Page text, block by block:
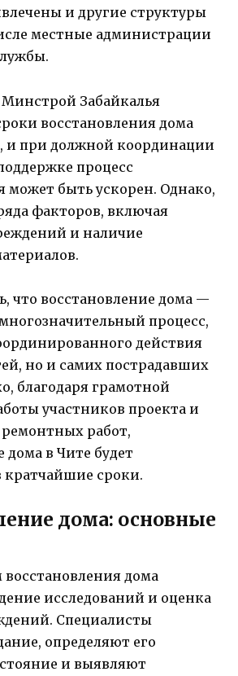
и другие структуры
местные администрации
Забайкалья
восстановления дома
и при должной координации
процесс
может быть ускорен. Однако,
факторов, включая
и наличие
что восстановление дома —
процесс,
действия
но и самих пострадавших
благодаря грамотной
участников проекта и
работ,
дома в Чите будет
кратчайшие сроки.
дома: основные
дома
исследований и оценка
Специалисты
определяют его
и выявляют